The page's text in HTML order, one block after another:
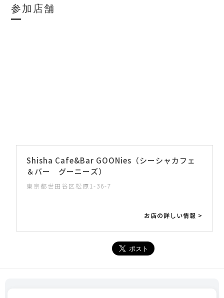
参加店舗
Shisha Cafe&Bar GOONies（シーシャカフェ
＆バー グーニーズ）
東京都世田谷区松原1-36-7
お店の詳しい情報 >